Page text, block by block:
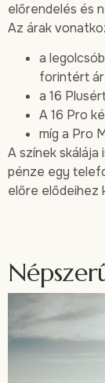
előrendelés és
Az árak
a
forintért
a 16
A 16 Pro
míg a Pro
A színek skálája
pénze egy
előre elődeihez